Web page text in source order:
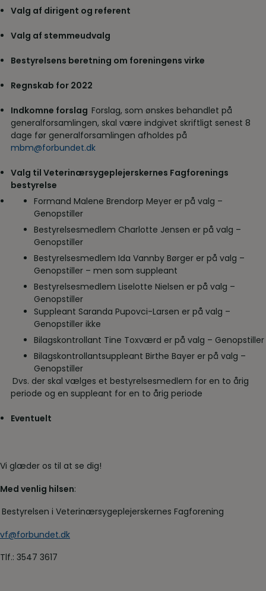
Valg af dirigent og referent
Valg af stemmeudvalg
Bestyrelsens beretning om foreningens virke
Regnskab for 2022
Indkomne forslag Forslag, som ønskes behandlet på
generalforsamlingen, skal være indgivet skriftligt senest 8
dage før generalforsamlingen afholdes på
mbm@forbundet.dk
Valg til Veterinærsygeplejerskernes Fagforenings
bestyrelse
Formand Malene Brendorp Meyer er på valg –
Genopstiller
Bestyrelsesmedlem Charlotte Jensen er på valg –
Genopstiller
Bestyrelsesmedlem Ida Vannby Børger er på valg –
Genopstiller – men som suppleant
Bestyrelsesmedlem Liselotte Nielsen er på valg –
Genopstiller
Suppleant Saranda Pupovci-Larsen er på valg –
Genopstiller ikke
Bilagskontrollant Tine Toxværd er på valg – Genopstiller
Bilagskontrollantsuppleant Birthe Bayer er på valg –
Genopstiller
Dvs. der skal vælges et bestyrelsesmedlem for en to årig
periode og en suppleant for en to årig periode
Eventuelt
Vi glæder os til at se dig!
Med venlig hilsen:
Bestyrelsen i Veterinærsygeplejerskernes Fagforening
vf@forbundet.dk
Tlf.: 3547 3617